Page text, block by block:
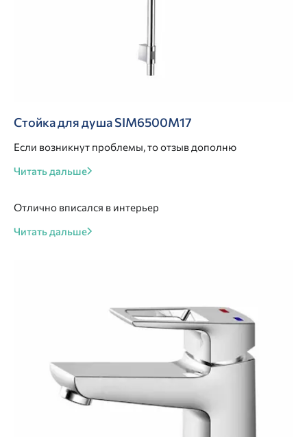
Стойка для душа SIM6500M17
Если возникнут проблемы, то отзыв дополню
Читать дальше
Отлично вписался в интерьер
Читать дальше